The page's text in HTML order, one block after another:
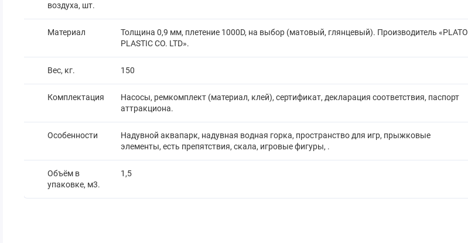
воздуха, шт.
Материал
Толщина 0,9 мм, плетение 1000D, на выбор (матовый, глянцевый). Производитель «PLATO
PLASTIC CO. LTD».
Вес, кг. 150
Комплектация
Насосы, ремкомплект (материал, клей), сертификат, декларация соответствия, паспорт
аттракциона.
Особенности
Надувной аквапарк, надувная водная горка, пространство для игр, прыжковые
элементы, есть препятствия, скала, игровые фигуры, .
Объём в
упаковке, м3.
1,5